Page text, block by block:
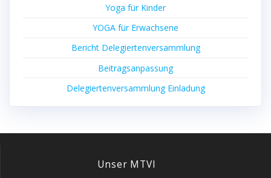
Yoga für Kinder
YOGA für Erwachsene
Bericht Dele­gier­ten­ver­samm­lung
Bei­trags­an­pas­sung
Dele­gier­ten­ver­samm­lung Einladung
Unser MTVI